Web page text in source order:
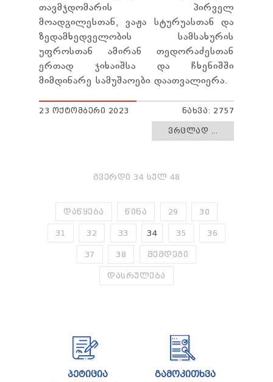
თავმჯდომარის პირველ
მოადგილესთან, ვაჟა სტურუასთან და
ზედამხედველობის სამსახურის
უფროსთან ამირან თედორაძესთან
ერთად ჯიხაიშსა და ჩხენიშში
მიმდინარე სამუშაოები დაათვალიერა.
23 ᲝᲥᲢᲝᲛᲑᲔᲠᲘ 2023 ᲜᲐᲮᲕᲐ: 2757
ᲕᲠᲪᲚᲐᲓ ...
ᲒᲕᲔᲠᲓᲘ 34 ᲡᲣᲚ 48
ᲓᲐᲬᲧᲔᲑᲐ ᲬᲘᲜᲐ 29 30
31 32 33 34 35 36
37 38 ᲨᲔᲛᲓᲔᲒᲘ
ᲓᲐᲡᲠᲣᲚᲔᲑᲐ
ᲞᲔᲢᲘᲪᲘᲐ
ᲒᲐᲛᲝᲙᲘᲗᲮᲕᲐ